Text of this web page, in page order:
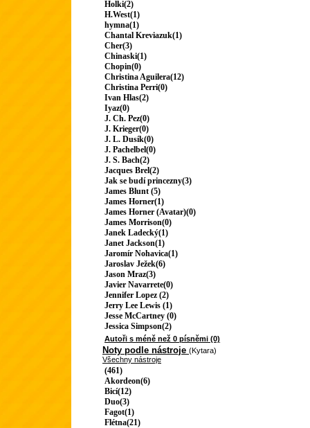
Holki(2)
H.West(1)
hymna(1)
Chantal Kreviazuk(1)
Cher(3)
Chinaski(1)
Chopin(0)
Christina Aguilera(12)
Christina Perri(0)
Ivan Hlas(2)
Iyaz(0)
J. Ch. Pez(0)
J. Krieger(0)
J. L. Dusík(0)
J. Pachelbel(0)
J. S. Bach(2)
Jacques Brel(2)
Jak se budí princezny(3)
James Blunt (5)
James Horner(1)
James Horner (Avatar)(0)
James Morrison(0)
Janek Ladecký(1)
Janet Jackson(1)
Jaromír Nohavica(1)
Jaroslav Ježek(6)
Jason Mraz(3)
Javier Navarrete(0)
Jennifer Lopez (2)
Jerry Lee Lewis (1)
Jesse McCartney (0)
Jessica Simpson(2)
Autoři s méně než 0 písněmi (0)
Noty podle nástroje (Kytara)
Všechny nástroje
(461)
Akordeon(6)
Bicí(12)
Duo(3)
Fagot(1)
Flétna(21)